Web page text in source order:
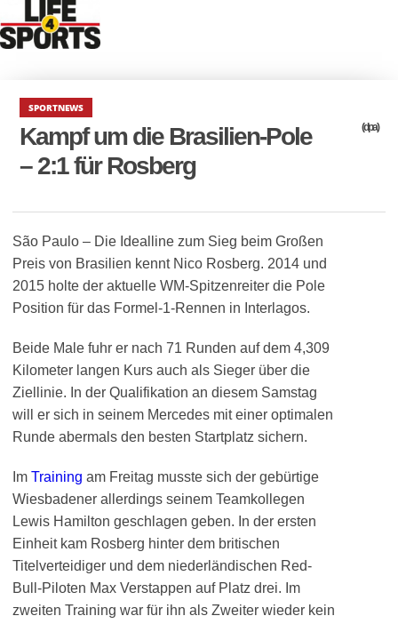
SPORTNEWS
Kampf um die Brasilien-Pole
– 2:1 für Rosberg
(dpa)
São Paulo – Die Idealline zum Sieg beim Großen
Preis von Brasilien kennt Nico Rosberg. 2014 und
2015 holte der aktuelle WM-Spitzenreiter die Pole
Position für das Formel-1-Rennen in Interlagos.
Beide Male fuhr er nach 71 Runden auf dem 4,309
Kilometer langen Kurs auch als Sieger über die
Ziellinie. In der Qualifikation an diesem Samstag
will er sich in seinem Mercedes mit einer optimalen
Runde abermals den besten Startplatz sichern.
Im Training am Freitag musste sich der gebürtige
Wiesbadener allerdings seinem Teamkollegen
Lewis Hamilton geschlagen geben. In der ersten
Einheit kam Rosberg hinter dem britischen
Titelverteidiger und dem niederländischen Red-
Bull-Piloten Max Verstappen auf Platz drei. Im
zweiten Training war für ihn als Zweiter wieder kein